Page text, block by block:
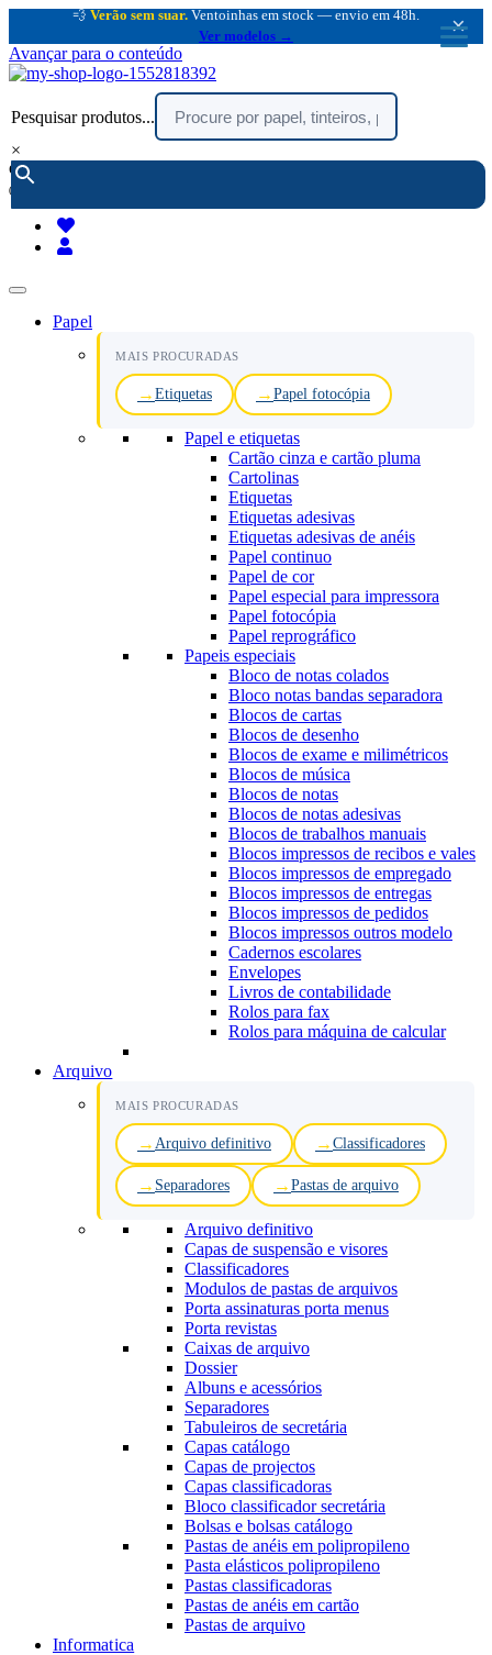
💨 Verão sem suar. Ventoinhas em stock — envio em 48h.
Ver modelos →
×
Avançar para o conteúdo
Pesquisar produtos...
×
encomendar por telefone :
(chamada rede fixa nacional)
Papel
MAIS PROCURADAS
Etiquetas Papel fotocópia
Papel e etiquetas
Cartão cinza e cartão pluma
Cartolinas
Etiquetas
Etiquetas adesivas
Etiquetas adesivas de anéis
Papel continuo
Papel de cor
Papel especial para impressora
Papel fotocópia
Papel reprográfico
Papeis especiais
Bloco de notas colados
Bloco notas bandas separadora
Blocos de cartas
Blocos de desenho
Blocos de exame e milimétricos
Blocos de música
Blocos de notas
Blocos de notas adesivas
Blocos de trabalhos manuais
Blocos impressos de recibos e vales
Blocos impressos de empregado
Blocos impressos de entregas
Blocos impressos de pedidos
Blocos impressos outros modelo
Cadernos escolares
Envelopes
Livros de contabilidade
Rolos para fax
Rolos para máquina de calcular
Arquivo
MAIS PROCURADAS
Arquivo definitivo Classificadores
Separadores Pastas de arquivo
Arquivo definitivo
Capas de suspensão e visores
Classificadores
Modulos de pastas de arquivos
Porta assinaturas porta menus
Porta revistas
Caixas de arquivo
Dossier
Albuns e acessórios
Separadores
Tabuleiros de secretária
Capas catálogo
Capas de projectos
Capas classificadoras
Bloco classificador secretária
Bolsas e bolsas catálogo
Pastas de anéis em polipropileno
Pasta elásticos polipropileno
Pastas classificadoras
Pastas de anéis em cartão
Pastas de arquivo
Informatica